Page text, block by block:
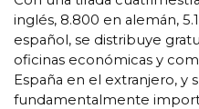
inglés, 8.800 en alemán,
español, se distribuye
oficinas económicas y
España en el extranjero, y
fundamentalmente